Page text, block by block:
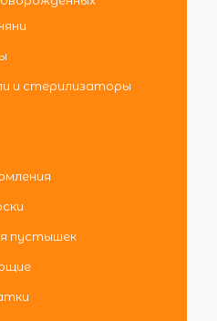
и стерилизаторы
пустышек